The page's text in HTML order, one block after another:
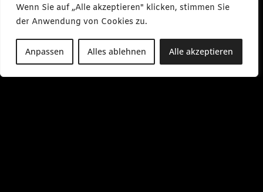
Wenn Sie auf „Alle akzeptieren" klicken, stimmen Sie
der Anwendung von Cookies zu.
Anpassen Alles ablehnen Alle akzeptieren